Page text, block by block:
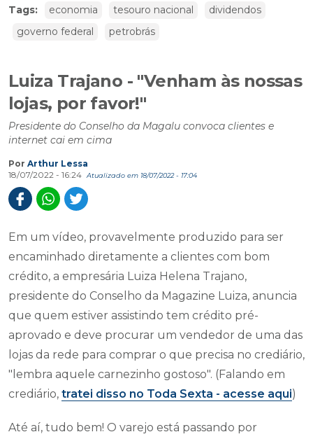
Tags: economia tesouro nacional
dividendos
governo federal
petrobrás
Luiza Trajano - "Venham às nossas
lojas, por favor!"
Presidente do Conselho da Magalu convoca clientes e
internet cai em cima
Por Arthur Lessa
18/07/2022 - 16:24
Atualizado em 18/07/2022 - 17:04
Em um vídeo, provavelmente produzido para ser
encaminhado diretamente a clientes com bom
crédito, a empresária Luiza Helena Trajano,
presidente do Conselho da Magazine Luiza, anuncia
que quem estiver assistindo tem crédito pré-
aprovado e deve procurar um vendedor de uma das
lojas da rede para comprar o que precisa no crediário,
"lembra aquele carnezinho gostoso". (Falando em
crediário, tratei disso no Toda Sexta - acesse aqui)
Até aí, tudo bem! O varejo está passando por